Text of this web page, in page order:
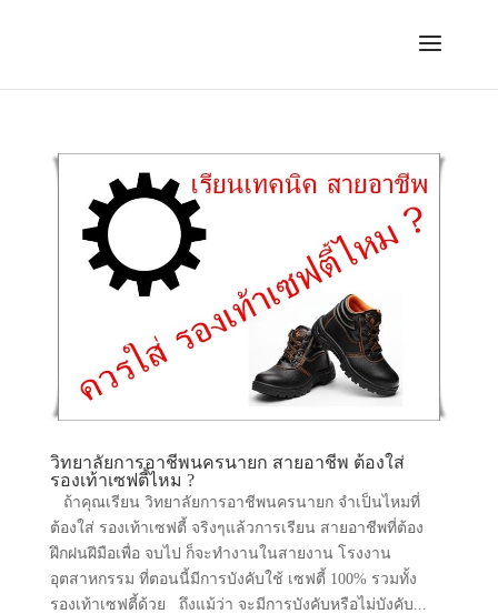
วิทยาลัยการอาชีพนครนายก สายอาชีพ ต้องใส่
รองเท้าเซฟตี้ไหม ?
ถ้าคุณเรียน วิทยาลัยการอาชีพนครนายก จำเป็นไหมที่
ต้องใส่ รองเท้าเซฟตี้ จริงๆแล้วการเรียน สายอาชีพที่ต้อง
ฝึกฝนฝีมือเพื่อ จบไป ก็จะทำงานในสายงาน โรงงาน
อุตสาหกรรม ที่ตอนนี้มีการบังคับใช้ เซฟตี้ 100% รวมทั้ง
รองเท้าเซฟตี้ด้วย ถึงแม้ว่า จะมีการบังคับหรือไม่บังคับ...